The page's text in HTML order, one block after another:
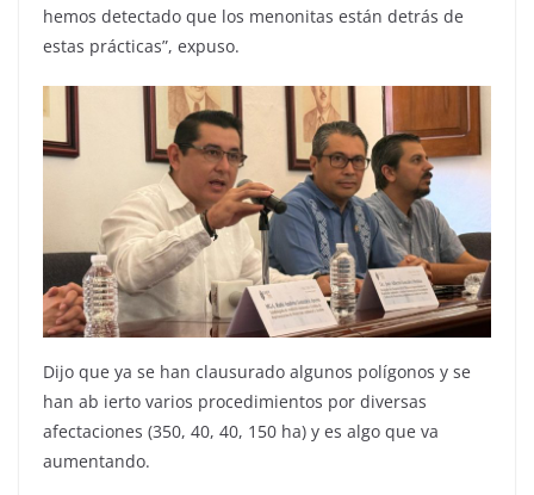
hemos detectado que los menonitas están detrás de
estas prácticas”, expuso.
Dijo que ya se han clausurado algunos polígonos y se
han ab ierto varios procedimientos por diversas
afectaciones (350, 40, 40, 150 ha) y es algo que va
aumentando.